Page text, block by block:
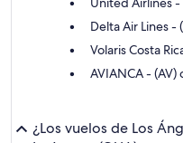
Delta Air Lines -
Volaris Costa
AVIANCA - (AV)
¿Los vuelos de Los